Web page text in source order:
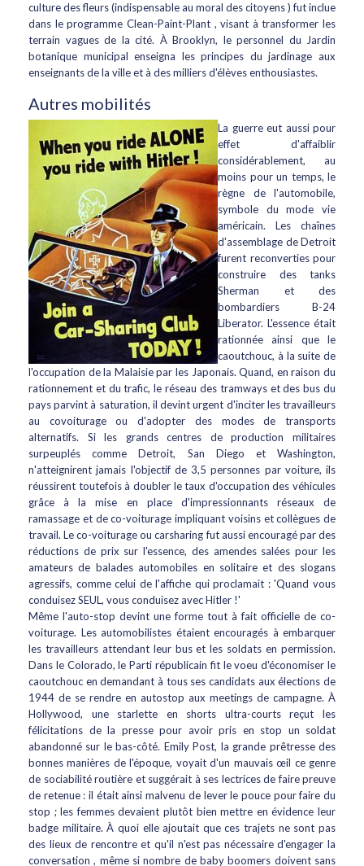
culture des fleurs (indispensable au moral des citoyens ) fut inclue
dans le programme Clean-Paint-Plant , visant à transformer les
terrain vagues de la cité. À Brooklyn, le personnel du Jardin
botanique municipal enseigna les principes du jardinage aux
enseignants de la ville et à des milliers d'élèves enthousiastes.
Autres mobilités
La guerre eut aussi pour
effet d'affaiblir
considérablement, au
moins pour un temps, le
règne de l'automobile,
symbole du mode vie
américain. Les chaînes
d'assemblage de Detroit
furent reconverties pour
construire des tanks
Sherman et des
bombardiers B-24
Liberator. L'essence était
rationnée ainsi que le
caoutchouc, à la suite de
l'occupation de la Malaisie par les Japonais. Quand, en raison du
rationnement et du trafic, le réseau des tramways et des bus du
pays parvint à saturation, il devint urgent d'inciter les travailleurs
au covoiturage ou d'adopter des modes de transports
alternatifs. Si les grands centres de production militaires
surpeuplés comme Detroit, San Diego et Washington,
n'atteignirent jamais l'objectif de 3,5 personnes par voiture, ils
réussirent toutefois à doubler le taux d'occupation des véhicules
grâce à la mise en place d'impressionnants réseaux de
ramassage et de co-voiturage impliquant voisins et collègues de
travail. Le co-voiturage ou carsharing fut aussi encouragé par des
réductions de prix sur l'essence, des amendes salées pour les
amateurs de balades automobiles en solitaire et des slogans
agressifs, comme celui de l'affiche qui proclamait : 'Quand vous
conduisez SEUL, vous conduisez avec Hitler !'
Même l'auto-stop devint une forme tout à fait officielle de co-
voiturage. Les automobilistes étaient encouragés à embarquer
les travailleurs attendant leur bus et les soldats en permission.
Dans le Colorado, le Parti républicain fit le voeu d'économiser le
caoutchouc en demandant à tous ses candidats aux élections de
1944 de se rendre en autostop aux meetings de campagne. À
Hollywood, une starlette en shorts ultra-courts reçut les
félicitations de la presse pour avoir pris en stop un soldat
abandonné sur le bas-côté. Emily Post, la grande prêtresse des
bonnes manières de l'époque, voyait d'un mauvais œil ce genre
de sociabilité routière et suggérait à ses lectrices de faire preuve
de retenue : il était ainsi malvenu de lever le pouce pour faire du
stop ; les femmes devaient plutôt bien mettre en évidence leur
badge militaire. À quoi elle ajoutait que ces trajets ne sont pas
des lieux de rencontre et qu'il n'est pas nécessaire d'engager la
conversation , même si nombre de baby boomers doivent sans